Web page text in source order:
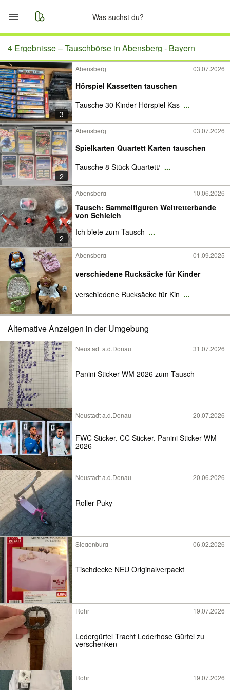
Start
Merkliste
Nachrichten
Anzeige aufgeben
4 Ergebnisse –Tauschbörse in Abensberg - Bayern
3
Abensberg 03.07.2026
Hörspiel Kassetten tauschen
Tausche 30 Kinder Hörspiel Kas ...
2
Abensberg 03.07.2026
Spielkarten Quartett Karten tauschen
Tausche 8 Stück Quartett/ ...
2
Abensberg 10.06.2026
Tausch: Sammelfiguren Weltretterbande
von Schleich
Ich biete zum Tausch ...
Abensberg 01.09.2025
verschiedene Rucksäcke für Kinder
verschiedene Rucksäcke für Kin ...
Alternative Anzeigen in der Umgebung
Neustadt a.d.Donau 31.07.2026
Panini Sticker WM 2026 zum Tausch
Neustadt a.d.Donau 20.07.2026
FWC Sticker, CC Sticker, Panini Sticker WM
2026
Neustadt a.d.Donau 20.06.2026
Roller Puky
Siegenburg 06.02.2026
Tischdecke NEU Originalverpackt
Rohr 19.07.2026
Ledergürtel Tracht Lederhose Gürtel zu
verschenken
Rohr 19.07.2026